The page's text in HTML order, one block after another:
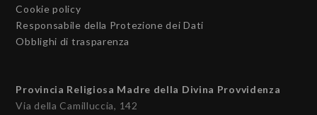
Cookie policy
Responsabile della Protezione dei Dati
Obblighi di trasparenza
Provincia Religiosa Madre della Divina Provvidenza
Via della Camilluccia, 142